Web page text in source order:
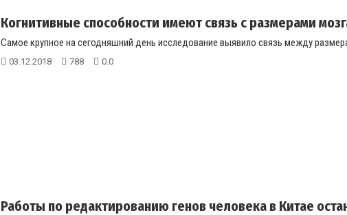
Когнитивные способности имеют связь с размерами
Самое крупное на сегодняшний день исследование выявило связь между
03.12.2018 788 0.0
Работы по редактированию генов человека в Китае